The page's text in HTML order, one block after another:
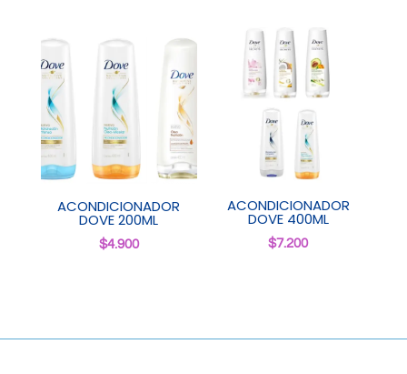
ACONDICIONADOR
DOVE 200ML
$4.900
ACONDICIONADOR
DOVE 400ML
$7.200